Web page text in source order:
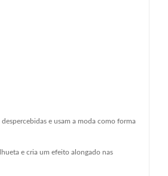
e usam a moda como forma
e cria um efeito alongado nas